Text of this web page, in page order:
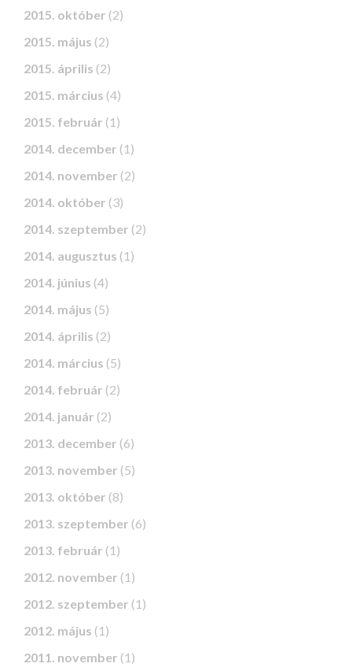
2015. október (2)
2015. május (2)
2015. április (2)
2015. március (4)
2015. február (1)
2014. december (1)
2014. november (2)
2014. október (3)
2014. szeptember (2)
2014. augusztus (1)
2014. június (4)
2014. május (5)
2014. április (2)
2014. március (5)
2014. február (2)
2014. január (2)
2013. december (6)
2013. november (5)
2013. október (8)
2013. szeptember (6)
2013. február (1)
2012. november (1)
2012. szeptember (1)
2012. május (1)
2011. november (1)